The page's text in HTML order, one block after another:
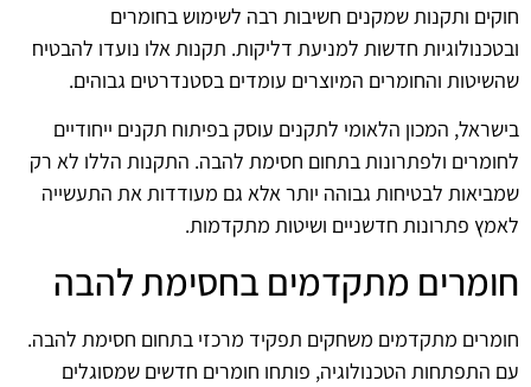
חוקים ותקנות שמקנים חשיבות רבה לשימוש בחומרים
ובטכנולוגיות חדשות למניעת דליקות. תקנות אלו נועדו להבטיח
שהשיטות והחומרים המיוצרים עומדים בסטנדרטים גבוהים.
בישראל, המכון הלאומי לתקנים עוסק בפיתוח תקנים ייחודיים
לחומרים ולפתרונות בתחום חסימת להבה. התקנות הללו לא רק
שמביאות לבטיחות גבוהה יותר אלא גם מעודדות את התעשייה
לאמץ פתרונות חדשניים ושיטות מתקדמות.
חומרים מתקדמים בחסימת להבה
חומרים מתקדמים משחקים תפקיד מרכזי בתחום חסימת להבה.
עם התפתחות הטכנולוגיה, פותחו חומרים חדשים שמסוגלים